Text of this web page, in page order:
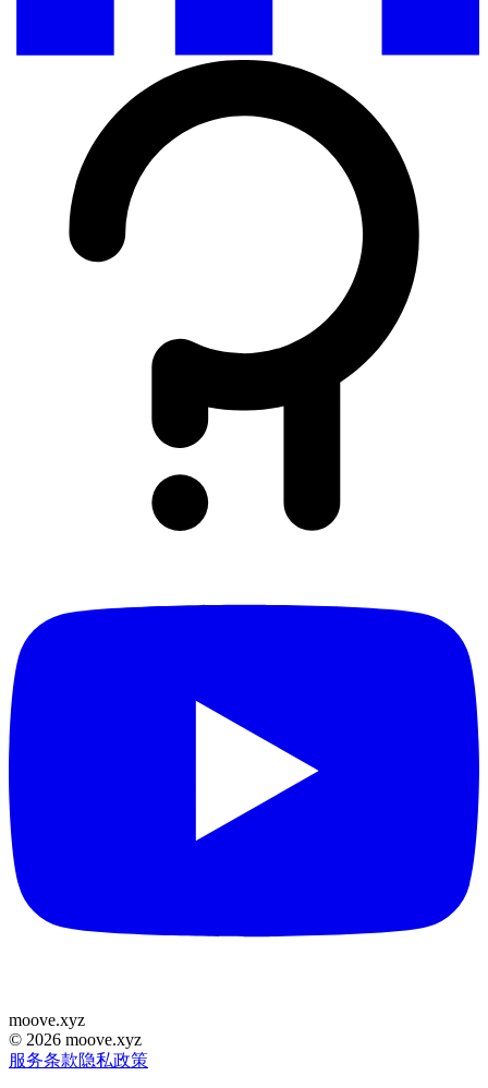
moove.xyz
© 2026 moove.xyz
服务条款隐私政策